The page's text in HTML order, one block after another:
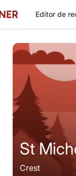
Editor de
St
Crest